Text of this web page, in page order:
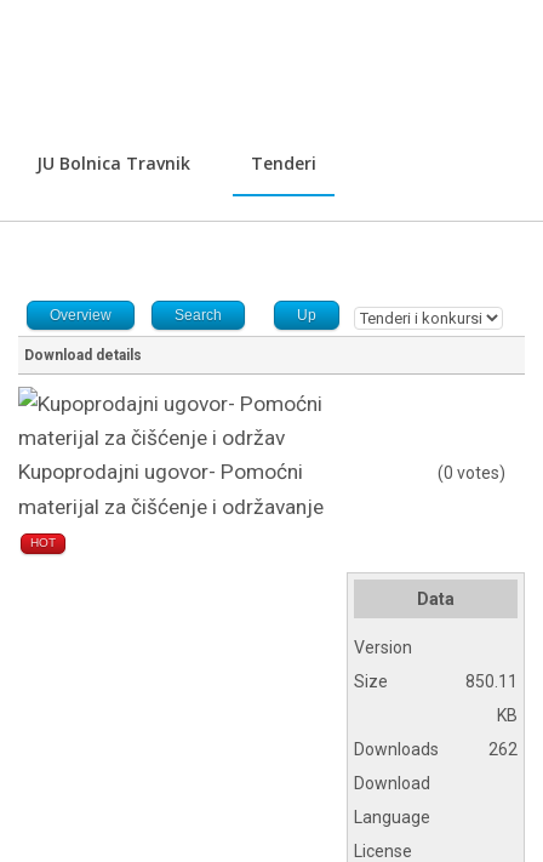
JU Bolnica Travnik Tenderi
Overview Search Up
Download details
Kupoprodajni ugovor- Pomoćni
materijal za čišćenje i održavanje
HOT
(0 votes)
Data
Version
Size
850.11
KB
Downloads
262
Download
Language
License